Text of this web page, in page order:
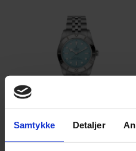
Samtykke Detaljer
MODE
På udkig efter et
sommerligt ur? Vi har
fundet tre gode bud